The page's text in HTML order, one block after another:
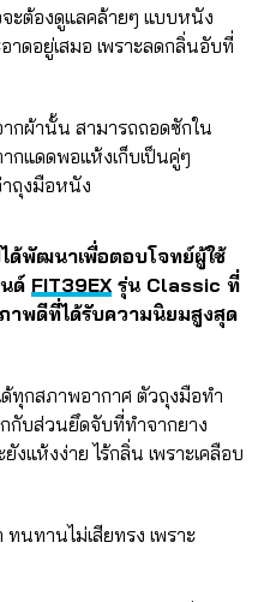
ะต้องดูแลคล้ายๆ แบบหนัง
ดอยู่เสมอ เพราะลดกลิ่นอับที่
กผ้านั้น สามารถถอดซักใน
ากแดดพอแห้งเก็บเป็นคู่ๆ
ถุงมือหนัง
พัฒนาเพื่อตอบโจทย์ผู้ใช้
ด์ FIT39EXรุ่น Classic ที่
พดีที่ได้รับความนิยมสูงสุด
ทุกสภาพอากาศ ตัวถุงมือทำ
กับส่วนยึดจับที่ทำจากยาง
งแห้งง่าย ไร้กลิ่น เพราะเคลือบ
นทานไม่เสียทรง เพราะ